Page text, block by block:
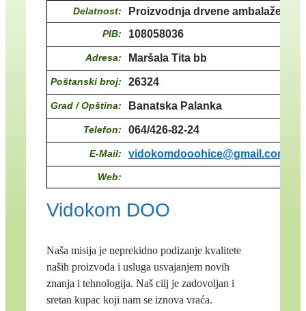
Delatnost: Proizvodnja drvene ambalaže
PIB: 108058036
Adresa: Maršala Tita bb
Poštanski broj: 26324
Grad / Opština: Banatska Palanka
Telefon: 064/426-82-24
E-Mail: vidokomdooohice@gmail.com
Web:
Vidokom DOO
Naša misija je neprekidno podizanje kvalitete
naših proizvoda i usluga usvajanjem novih
znanja i tehnologija. Naš cilj je zadovoljan i
sretan kupac koji nam se iznova vraća.